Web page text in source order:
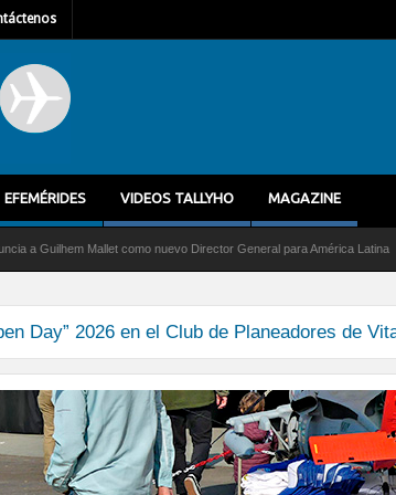
EFEMÉRIDES VIDEOS TALLYHO MAGAZINE
Mallet como nuevo Director General para América Latina
Day” 2026 en el Club de Planeadores de